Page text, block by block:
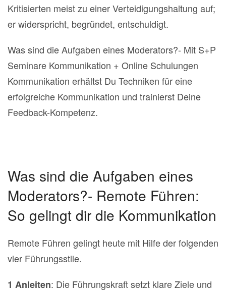
Kritisierten meist zu einer Verteidigungshaltung auf;
er widerspricht, begründet, entschuldigt.
Was sind die Aufgaben eines Moderators?- Mit S+P
Seminare Kommunikation + Online Schulungen
Kommunikation erhältst Du Techniken für eine
erfolgreiche Kommunikation und trainierst Deine
Feedback-Kompetenz.
Was sind die Aufgaben eines
Moderators?- Remote Führen:
So gelingt dir die Kommunikation
Remote Führen gelingt heute mit Hilfe der folgenden
vier Führungsstile.
1 Anleiten: Die Führungskraft setzt klare Ziele und